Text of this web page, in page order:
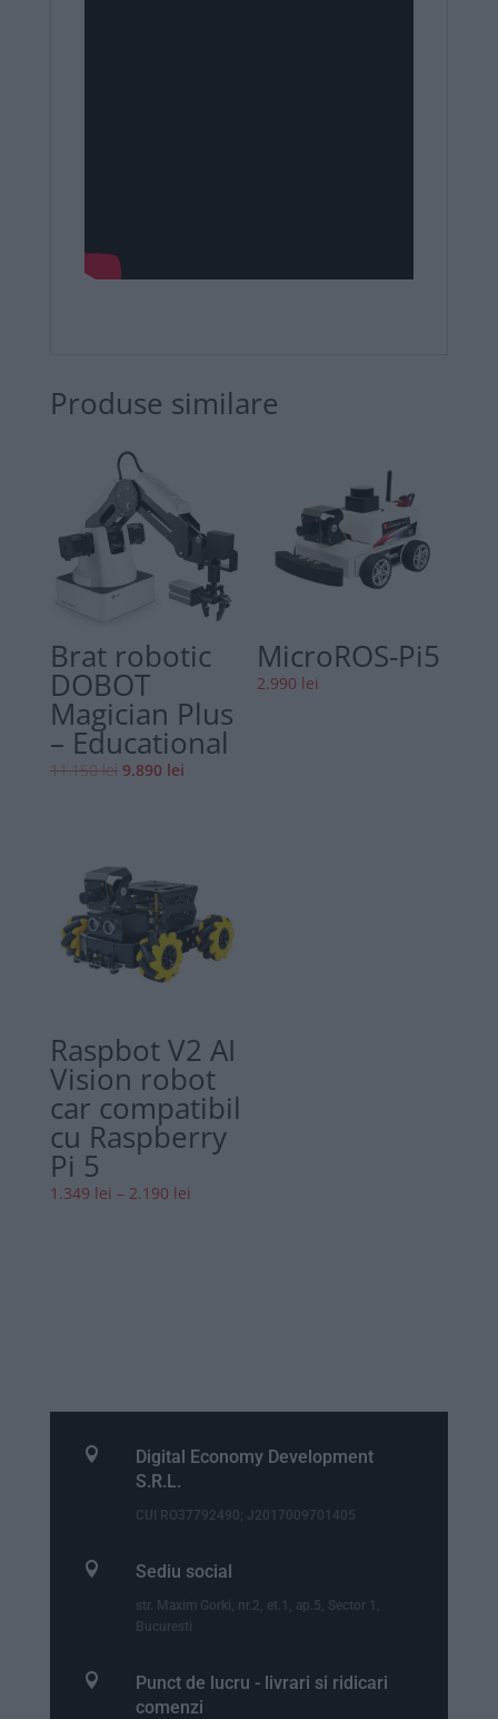
Produse similare
Brat robotic
DOBOT
Magician Plus
– Educational
11.150lei Prețul
11.150 lei.
9.890 leiPrețul
MicroROS-Pi5
2.990 lei
Raspbot V2 AI
Vision robot
car compatibil
cu Raspberry
Pi 5
1.349 lei – 2.190 lei

Digital Economy Development
S.R.L.
CUI RO37792490; J2017009701405
 Sediu social
str. Maxim Gorki, nr.2, et.1, ap.5, Sector 1,
Bucuresti

Punct de lucru - livrari si ridicari
comenzi